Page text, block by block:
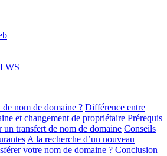
de nom de domaine ? Différence entre
et changement de propriétaire Prérequis
un transfert de nom de domaine Conseils
A la recherche d’un nouveau
votre nom de domaine ? Conclusion